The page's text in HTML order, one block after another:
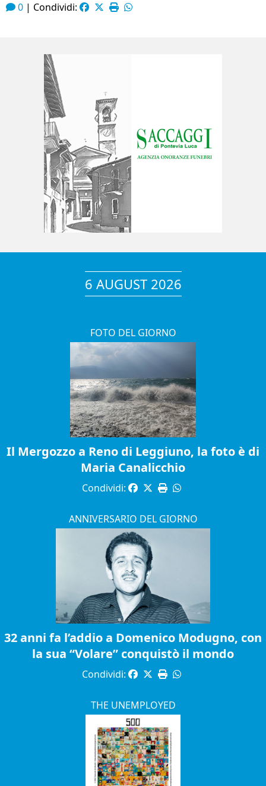
0 | Condividi:
6 AUGUST 2026
FOTO DEL GIORNO
Il Mergozzo a Reno di Leggiuno, la foto è di
Maria Canalicchio
Condividi:
ANNIVERSARIO DEL GIORNO
32 anni fa l’addio a Domenico Modugno, con
la sua “Volare” conquistò il mondo
Condividi:
THE UNEMPLOYED